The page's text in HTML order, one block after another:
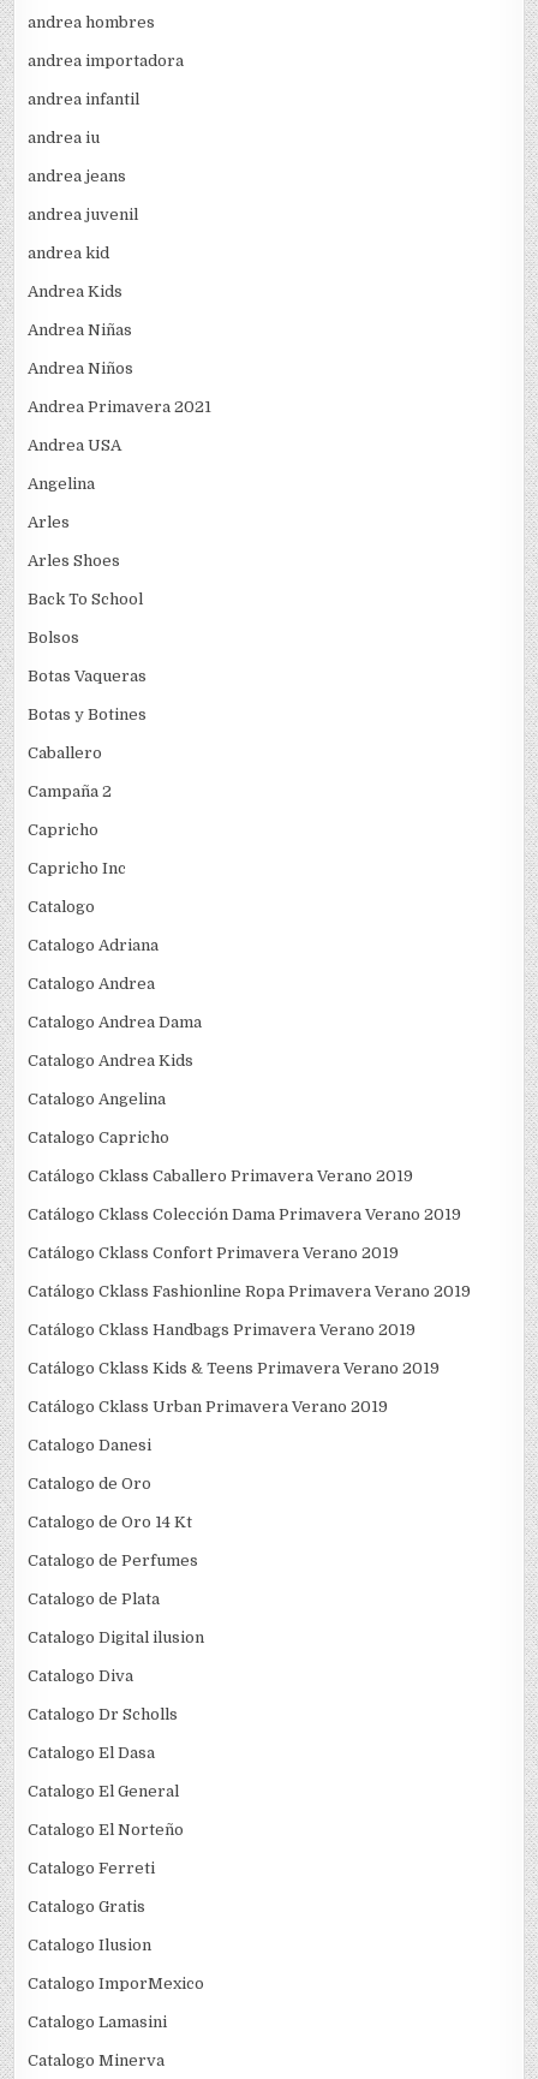
andrea hombres
andrea importadora
andrea infantil
andrea iu
andrea jeans
andrea juvenil
andrea kid
Andrea Kids
Andrea Niñas
Andrea Niños
Andrea Primavera 2021
Andrea USA
Angelina
Arles
Arles Shoes
Back To School
Bolsos
Botas Vaqueras
Botas y Botines
Caballero
Campaña 2
Capricho
Capricho Inc
Catalogo
Catalogo Adriana
Catalogo Andrea
Catalogo Andrea Dama
Catalogo Andrea Kids
Catalogo Angelina
Catalogo Capricho
Catálogo Cklass Caballero Primavera Verano 2019
Catálogo Cklass Colección Dama Primavera Verano 2019
Catálogo Cklass Confort Primavera Verano 2019
Catálogo Cklass Fashionline Ropa Primavera Verano 2019
Catálogo Cklass Handbags Primavera Verano 2019
Catálogo Cklass Kids & Teens Primavera Verano 2019
Catálogo Cklass Urban Primavera Verano 2019
Catalogo Danesi
Catalogo de Oro
Catalogo de Oro 14 Kt
Catalogo de Perfumes
Catalogo de Plata
Catalogo Digital ilusion
Catalogo Diva
Catalogo Dr Scholls
Catalogo El Dasa
Catalogo El General
Catalogo El Norteño
Catalogo Ferreti
Catalogo Gratis
Catalogo Ilusion
Catalogo ImporMexico
Catalogo Lamasini
Catalogo Minerva